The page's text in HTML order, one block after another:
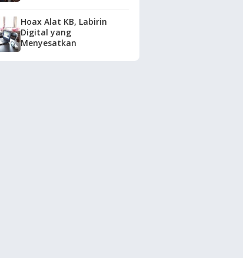
Hoax Alat KB, Labirin
Digital yang
Menyesatkan